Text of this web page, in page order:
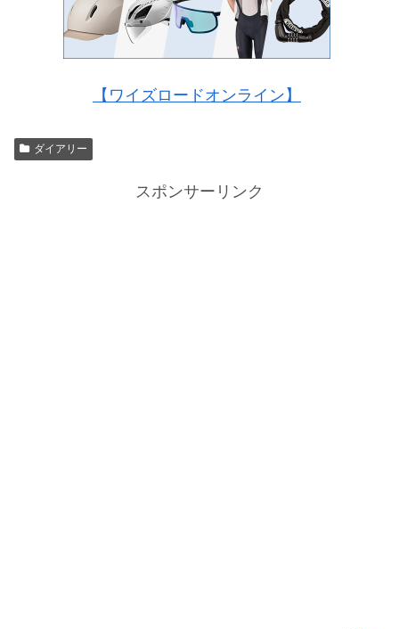
【ワイズロードオンライン】
ダイアリー
スポンサーリンク